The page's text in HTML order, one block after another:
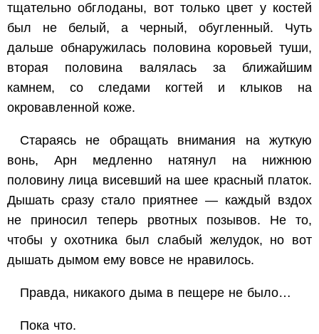
тщательно обглоданы, вот только цвет у костей
был не белый, а черный, обугленный. Чуть
дальше обнаружилась половина коровьей туши,
вторая половина валялась за ближайшим
камнем, со следами когтей и клыков на
окровавленной коже.
Стараясь не обращать внимания на жуткую
вонь, Арн медленно натянул на нижнюю
половину лица висевший на шее красный платок.
Дышать сразу стало приятнее — каждый вздох
не приносил теперь рвотных позывов. Не то,
чтобы у охотника был слабый желудок, но вот
дышать дымом ему вовсе не нравилось.
Правда, никакого дыма в пещере не было…
Пока что.